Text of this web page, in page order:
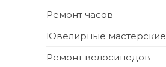
Ремонт часов
Ювелирные мастерские
Ремонт велосипедов